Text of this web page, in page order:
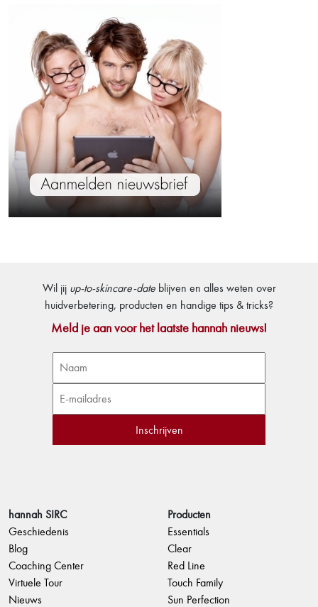
Wil jij up-to-skincare-dateblijven en alles weten over
huidverbetering, producten en handige tips & tricks?
Meld je aan voor het laatste hannah nieuws!
hannah SIRC
Geschiedenis
Blog
Coaching Center
Virtuele Tour
Nieuws
Producten
Essentials
Clear
Red Line
Touch Family
Sun Perfection